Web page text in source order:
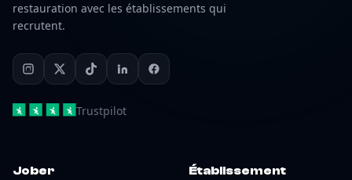
restauration avec les établissements qui
recrutent.
Trustpilot
Jober Établissement